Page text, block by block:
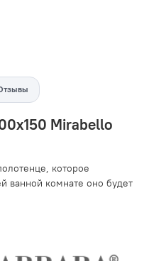
Mirabello
которое
ванной комнате оно будет